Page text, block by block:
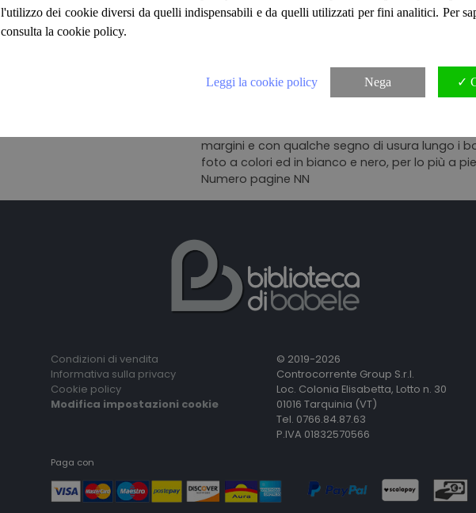
Anno
2001
RILEGATO
Inglese, rilegatura editoriale rigida,
usura alle punte, sovraccoperta illustrata,
margini e con qualche segno di usura lungo i
foto a colori ed in bianco e nero, per lo più a
Numero pagine NN
Condizioni di vendita
Informativa sulla privacy
Cookie policy
Modifica impostazioni cookie
© 2019-2026
Controcorrente Group S.r.l.
Loc. Colonia Elisabetta, Lotto n. 30
01016 Tarquinia (VT)
Tel. 0766.84.87.63
P.IVA 01832570566
Paga con
l'utilizzo dei cookie diversi da quelli indispensabili e da quelli utilizzati per fini analitici. Per
consulta la cookie policy.
Leggi la cookie policy Nega ✓